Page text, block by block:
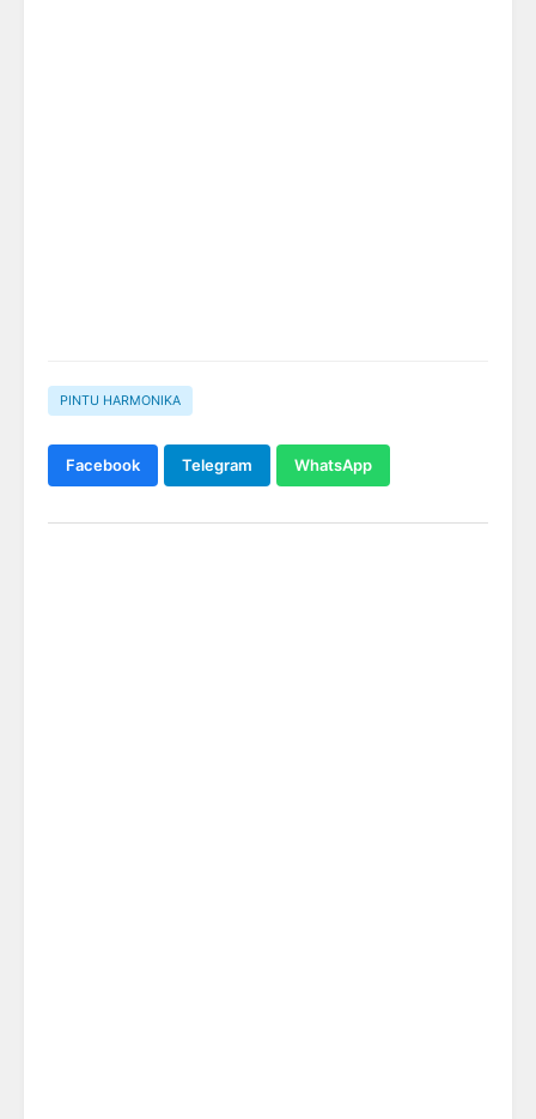
PINTU HARMONIKA
Facebook Telegram WhatsApp